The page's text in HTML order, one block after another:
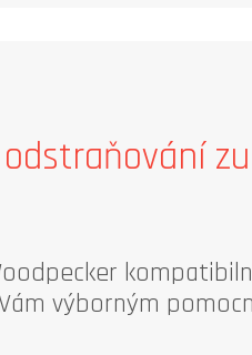
odstraňování
výborným